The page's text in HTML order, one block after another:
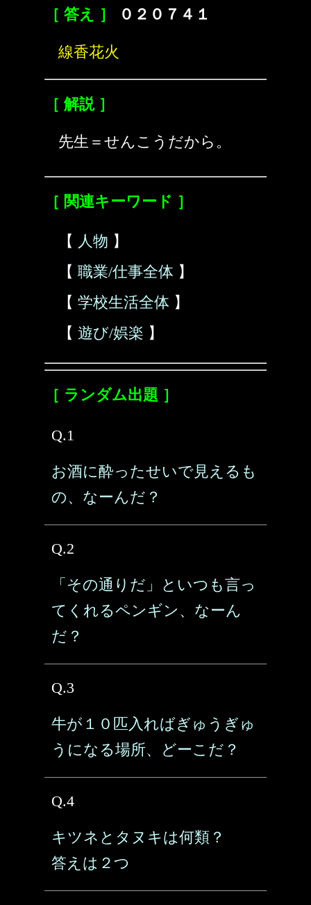
［ 答え ］ ０２０７４１
線香花火
［ 解説 ］
先生＝せんこうだから。
［ 関連キーワード ］
【 人物 】
【 職業/仕事全体 】
【 学校生活全体 】
【 遊び/娯楽 】
［ ランダム出題 ］
Q.1
お酒に酔ったせいで見えるも
の、なーんだ？
Q.2
「その通りだ」といつも言っ
てくれるペンギン、なーん
だ？
Q.3
牛が１０匹入ればぎゅうぎゅ
うになる場所、どーこだ？
Q.4
キツネとタヌキは何類？
答えは２つ